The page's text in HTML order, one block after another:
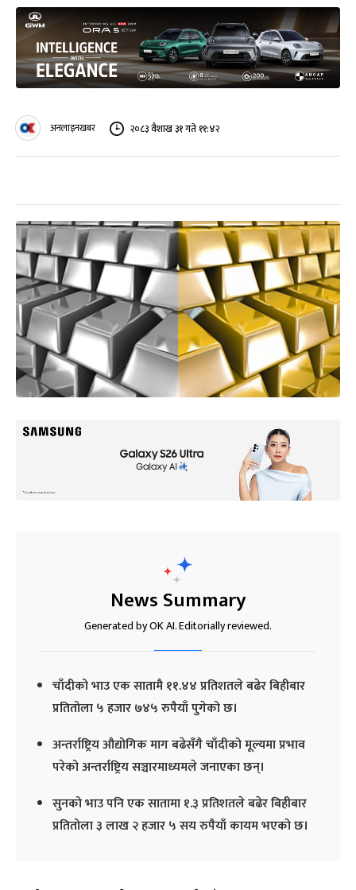
अनलाइनखबर २०८३ वैशाख ३१ गते ११:४२
News Summary
Generated by OK AI. Editorially reviewed.
चाँदीको भाउ एक सातामै ११.४४ प्रतिशतले बढेर बिहीबार
प्रतितोला ५ हजार ७४५ रुपैयाँ पुगेको छ।
अन्तर्राष्ट्रिय औद्योगिक माग बढेसँगै चाँदीको मूल्यमा प्रभाव
परेको अन्तर्राष्ट्रिय सञ्चारमाध्यमले जनाएका छन्।
सुनको भाउ पनि एक सातामा १.३ प्रतिशतले बढेर बिहीबार
प्रतितोला ३ लाख २ हजार ५ सय रुपैयाँ कायम भएको छ।